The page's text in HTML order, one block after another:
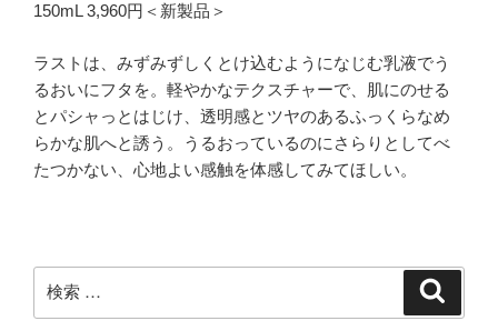
150mL 3,960円＜新製品＞
ラストは、みずみずしくとけ込むようになじむ乳液でう
るおいにフタを。軽やかなテクスチャーで、肌にのせる
とパシャっとはじけ、透明感とツヤのあるふっくらなめ
らかな肌へと誘う。うるおっているのにさらりとしてべ
たつかない、心地よい感触を体感してみてほしい。
検
索: